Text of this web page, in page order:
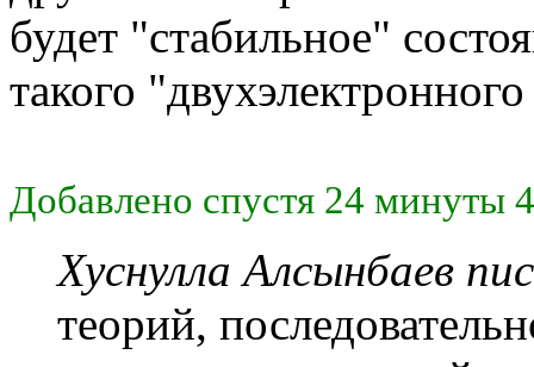
будет "стабильное"
такого
Добавлено спустя 24 минуты
Хуснулла Алсынбаев
теорий,